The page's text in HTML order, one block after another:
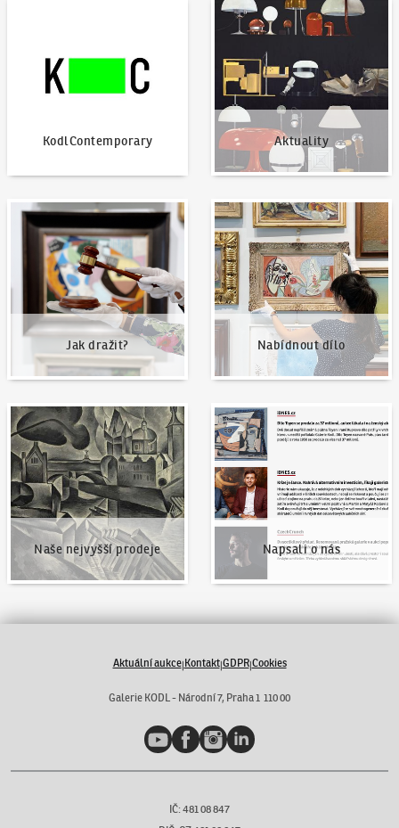
KodlContemporary Aktuality
Aktuality
Jak dražit?
Jak dražit?
Nabídnout dílo
Nabídnout dílo
Naše nejvyšší prodeje
Naše nejvyšší prodeje
Napsali o nás
Napsali o nás
Aktuální aukce|Kontakt|GDPR|Cookies
Galerie KODL - Národní 7, Praha 1 110 00
YouTubeFacebookInstagramLinkedIn
IČ: 481 08 847